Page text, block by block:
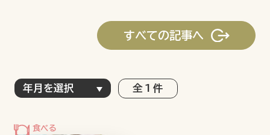
考える
全 1 件
すべての記事へ